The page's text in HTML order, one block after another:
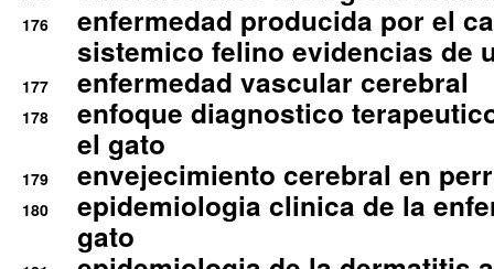
176
enfermedad producida por el
sistemico felino evidencias de
177 enfermedad vascular cerebral
178
enfoque diagnostico
el gato
179 envejecimiento cerebral en
180
epidemiologia clinica de la
gato